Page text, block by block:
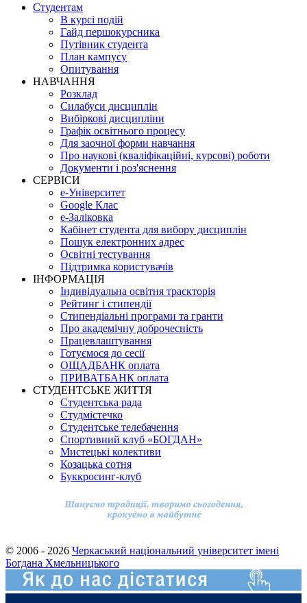
Студентам
В курсі подій
Гайд першокурсника
Путівник студента
План кампусу
Опитування
НАВЧАННЯ
Розклад
Силабуси дисциплін
Вибіркові дисципліни
Графік освітнього процесу
Для заочної форми навчання
Про наукові (кваліфікаційні, курсові) роботи
Документи і роз'яснення
СЕРВІСИ
е-Університет
Google Клас
е-Заліковка
Кабінет студента для вибору дисциплін
Пошук електронних адрес
Освітні тестування
Підтримка користувачів
ІНФОРМАЦІЯ
Індивідуальна освітня траєкторія
Рейтинг і стипендії
Стипендіальні програми та гранти
Про академічну доброчесність
Працевлаштування
Готуємося до сесії
ОЩАДБАНК оплата
ПРИВАТБАНК оплата
СТУДЕНТСЬКЕ ЖИТТЯ
Студентська рада
Студмістечко
Студентське телебачення
Спортивний клуб «БОГДАН»
Мистецькі колективи
Козацька сотня
Буккросинг-клуб
© 2006 - 2026 Черкаський національний університет імені
Богдана Хмельницького